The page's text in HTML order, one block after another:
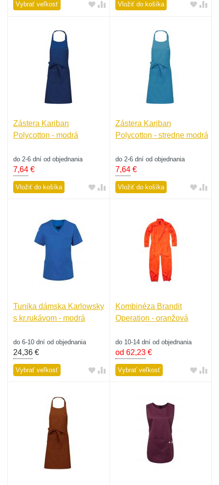
Vybrať veľkosť Vložiť do košíka
Zástera Kariban
Polycotton - modrá
do 2-6 dní od objednania
7,64 €
Vložiť do košíka
Zástera Kariban
Polycotton - stredne modrá
do 2-6 dní od objednania
7,64€
Vložiť do košíka
Tunika dámska Karlowsky
s kr.rukávom - modrá
do 6-10 dní od objednania
24,36 €
Vybrať veľkosť
Kombinéza Brandit
Operation - oranžová
do 10-14 dní od objednania
od 62,23€
Vybrať veľkosť